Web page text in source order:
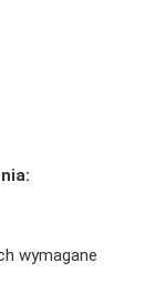
wymagane